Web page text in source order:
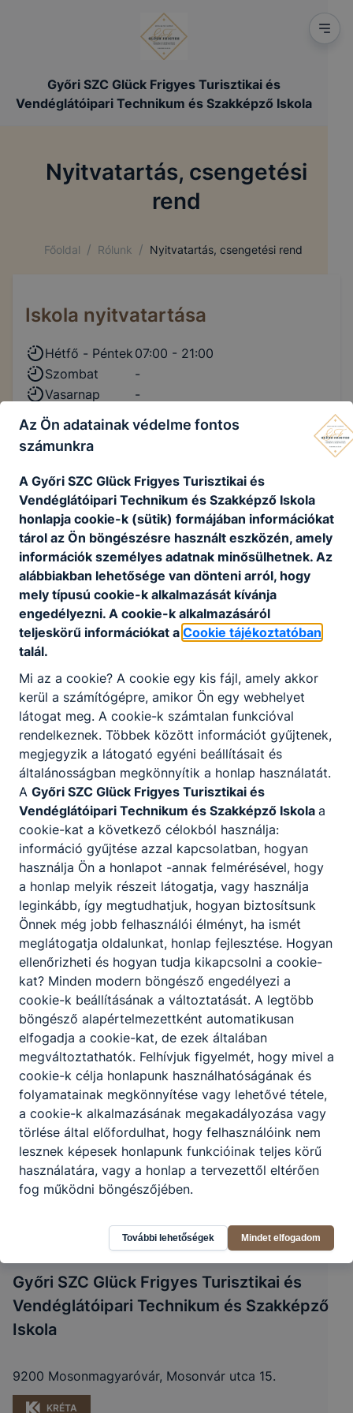
Győri SZC Glück Frigyes Turisztikai és
Vendéglátóipari Technikum és Szakképző Iskola
Nyitvatartás, csengetési
rend
Főoldal / Rólunk / Nyitvatartás, csengetési rend
Iskola nyitvatartása
Hétfő - Péntek 07:00 - 21:00
Szombat
-
Vasarnap
-
Csengetési rend
Normál
1. óra 08:00 - 08:45
2. óra09:00 - 09:45
3. óra09:55-10:40
4. óra10:50-11:35
5. óra
6. óra
12:40-13:25
7. óra 13:30-14:10
8. óra 14:15-14:55
Rövidített
Partnereink
Győri SZC Glück Frigyes Turisztikai és
Vendéglátóipari Technikum és Szakképző
Iskola
9200 Mosonmagyaróvár, Mosonvár utca 15.
KRÉTA
Az Ön adatainak védelme fontos
számunkra
A Győri SZC Glück Frigyes Turisztikai és
Vendéglátóipari Technikum és Szakképző Iskola
honlapja cookie-k (sütik) formájában információkat
tárol az Ön böngészésre használt eszközén, amely
információk személyes adatnak minősülhetnek. Az
alábbiakban lehetősége van dönteni arról, hogy
mely típusú cookie-k alkalmazását kívánja
engedélyezni. A cookie-k alkalmazásáról
teljeskörű információkat a Cookie tájékoztatóban
talál.
Mi az a cookie? A cookie egy kis fájl, amely akkor
kerül a számítógépre, amikor Ön egy webhelyet
látogat meg. A cookie-k számtalan funkcióval
rendelkeznek. Többek között információt gyűjtenek,
megjegyzik a látogató egyéni beállításait és
általánosságban megkönnyítik a honlap használatát.
A Győri SZC Glück Frigyes Turisztikai és
Vendéglátóipari Technikum és Szakképző Iskola a
cookie-kat a következő célokból használja:
információ gyűjtése azzal kapcsolatban, hogyan
használja Ön a honlapot -annak felmérésével, hogy
a honlap melyik részeit látogatja, vagy használja
leginkább, így megtudhatjuk, hogyan biztosítsunk
Önnek még jobb felhasználói élményt, ha ismét
meglátogatja oldalunkat, honlap fejlesztése. Hogyan
ellenőrizheti és hogyan tudja kikapcsolni a cookie-
kat? Minden modern böngésző engedélyezi a
cookie-k beállításának a változtatását. A legtöbb
böngésző alapértelmezettként automatikusan
elfogadja a cookie-kat, de ezek általában
megváltoztathatók. Felhívjuk figyelmét, hogy mivel a
cookie-k célja honlapunk használhatóságának és
folyamatainak megkönnyítése vagy lehetővé tétele,
a cookie-k alkalmazásának megakadályozása vagy
törlése által előfordulhat, hogy felhasználóink nem
lesznek képesek honlapunk funkcióinak teljes körű
használatára, vagy a honlap a tervezettől eltérően
fog működni böngészőjében.
További lehetőségek Mindet elfogadom